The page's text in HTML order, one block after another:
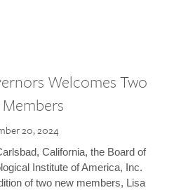
Welcomes Two
20, 2024
California, the Board of
Institute of America, Inc.
of two new members, Lisa